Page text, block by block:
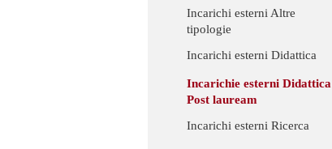
Incarichi esterni Altre
tipologie
Incarichi esterni Didattica
Incarichie esterni Didattica
Post lauream
Incarichi esterni Ricerca